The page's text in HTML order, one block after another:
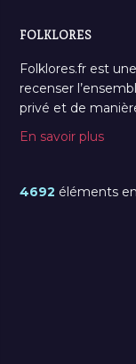
FOLKLORES
Folklores.fr est
recenser
privé et de
En savoir plus
4692 éléments